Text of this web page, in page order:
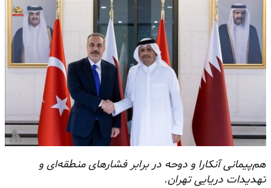
هم‌پیمانی آنکارا و دوحه در برابر فشارهای منطقه‌ای و
تهدیدات دریایی تهران.